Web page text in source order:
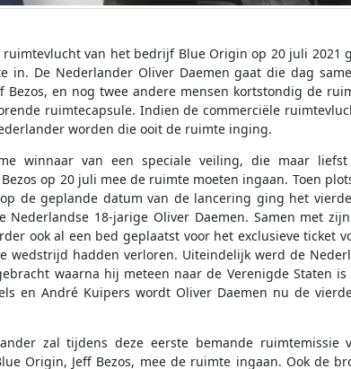
van het bedrijf Blue Origin op 20 juli 2021
in. De Nederlander Oliver Daemen gaat die dag
Bezos, en nog twee andere mensen kortstondig de
ruimtecapsule. Indien de commerciële
worden die ooit de ruimte inging.
winnaar van een speciale veiling, die maar
op 20 juli mee de ruimte moeten ingaan. Toen
de geplande datum van de lancering ging het
Nederlandse 18-jarige Oliver Daemen. Samen met
ook al een bed geplaatst voor het exclusieve ticket
wedstrijd hadden verloren. Uiteindelijk werd de
waarna hij meteen naar de Verenigde Staten is
en André Kuipers wordt Oliver Daemen nu de
zal tijdens deze eerste bemande ruimtemissie
Origin, Jeff Bezos, mee de ruimte ingaan. Ook de